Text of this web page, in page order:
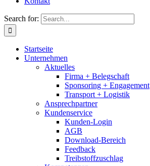
Search for:
Startseite
Unternehmen
Aktuelles
Firma + Belegschaft
Sponsoring + Engagement
Transport + Logistik
Ansprechpartner
Kundenservice
Kunden-Login
AGB
Download-Bereich
Feedback
Treibstoffzuschlag